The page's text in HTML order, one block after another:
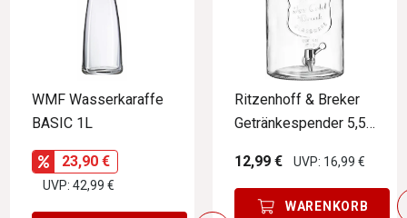
WMF Wasserkaraffe
BASIC 1L
23,90 €
UVP: 42,99 €
Ritzenhoff & Breker
Getränkespender 5,5L
12,99 €
UVP: 16,99 €
WARENKORB